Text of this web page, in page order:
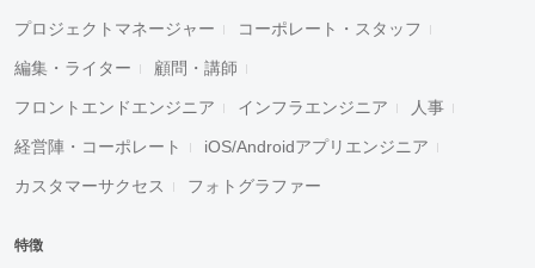
プロジェクトマネージャー コーポレート・スタッフ
編集・ライター 顧問・講師
フロントエンドエンジニア インフラエンジニア 人事
経営陣・コーポレート iOS/Androidアプリエンジニア
カスタマーサクセス フォトグラファー
特徴